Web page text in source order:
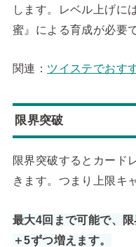
します。レベル上げに
蜜』による育成が必要
関連： ツイステでおす
限界突破
限界突破するとカード
きます。つまり上限キ
最大4回まで可能で、
＋5ずつ増えます。